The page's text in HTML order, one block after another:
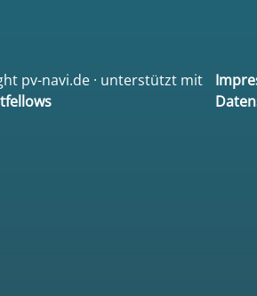
pv-navi.de · unterstützt mit